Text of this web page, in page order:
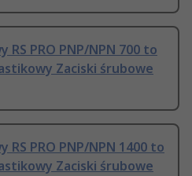
RS PRO PNP/NPN 700 to
Zaciski śrubowe
RS PRO PNP/NPN 1400 to
Zaciski śrubowe